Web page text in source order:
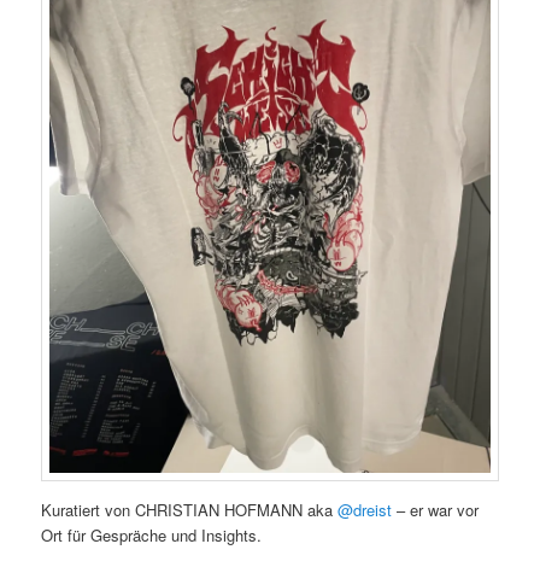
Kuratiert von CHRISTIAN HOFMANN aka@dreist– er war vor
Ort für Gespräche und Insights.